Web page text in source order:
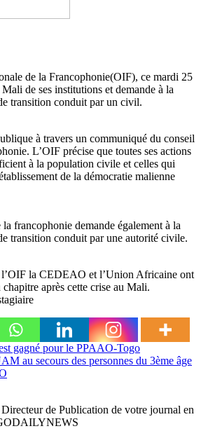
de la Francophonie(OIF), ce mardi 25
de ses institutions et demande à la
transition conduit par un civil.
à travers un communiqué du conseil
L’OIF précise que toutes ses actions
à la population civile et celles qui
de la démocratie malienne
francophonie demande également à la
transition conduit par une autorité civile.
l’OIF la CEDEAO et l’Union Africaine ont
après cette crise au Mali.
gagné pour le PPAAO-Togo
au secours des personnes du 3ème âge
de Publication de votre journal en